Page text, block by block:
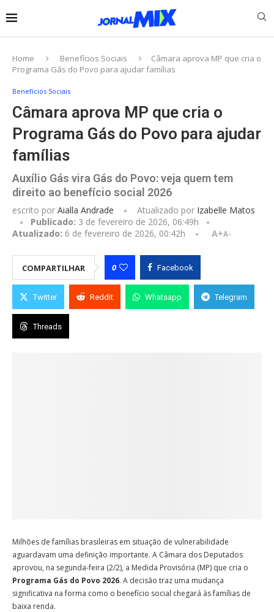
Home Benefícios Sociais
Câmara aprova MP que cria o
Programa Gás do Povo para ajudar famílias
Benefícios Sociais
Câmara aprova MP que cria o
Programa Gás do Povo para ajudar
famílias
Auxílio Gás vira Gás do Povo: veja quem tem
direito ao benefício social 2026
escrito por Aialla Andrade Atualizado por Izabelle Matos
Publicado: 3 de fevereiro de 2026, 06:49h
Atualizado: 6 de fevereiro de 2026, 00:42h A+A-
COMPARTILHAR 0 Facebook
Twitter Reddit Whatsapp Telegram
Threads
Milhões de famílias brasileiras em situação de vulnerabilidade
aguardavam uma definição importante. A Câmara dos Deputados
aprovou, na segunda-feira (2/2), a Medida Provisória (MP) que cria o
Programa Gás do Povo 2026. A decisão traz uma mudança
significativa na forma como o benefício social chegará às famílias de
baixa renda.